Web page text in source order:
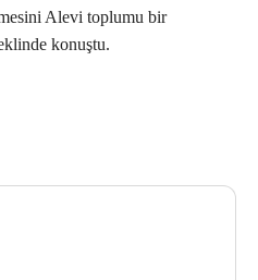
Alevi toplumu bir
konuştu.